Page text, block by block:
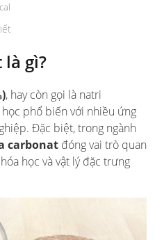
là gì?
, hay còn gọi là natri
phổ biến với nhiều ứng
Đặc biệt, trong ngành
carbonat đóng vai trò quan
học và vật lý đặc trưng